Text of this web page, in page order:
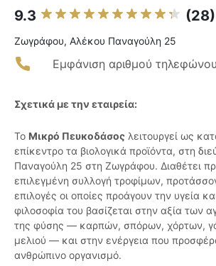
9.3 (28)
Ζωγράφου, Αλέκου Παναγούλη 25
Εμφάνιση αριθμού τηλεφώνου
Σχετικά με την εταιρεία:
Το Μικρό Πευκοδάσος λειτουργεί ως
επίκεντρο τα βιολογικά προϊόντα, στη
Παναγούλη 25 στη Ζωγράφου. Διαθέτει
επιλεγμένη συλλογή τροφίμων,
επιλογές οι οποίες προάγουν την υγεία
φιλοσοφία του βασίζεται στην αξία των
της φύσης — καρπών, σπόρων, χόρτων,
μελιού — και στην ενέργεια που
ανθρώπινο οργανισμό.